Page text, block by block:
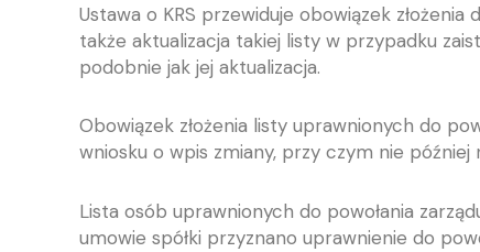
Ustawa o KRS przewiduje obowiązek
także aktualizacja takiej listy w przypadku
podobnie jak jej aktualizacja.
Obowiązek złożenia listy uprawnionych do
wniosku o wpis zmiany, przy czym nie
Lista osób uprawnionych do powołania
umowie spółki przyznano uprawnienie do